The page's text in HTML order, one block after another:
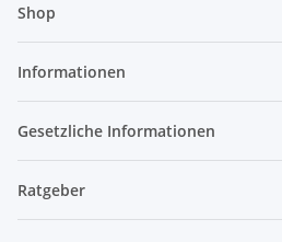
Shop
Informationen
Gesetzliche Informationen
Ratgeber